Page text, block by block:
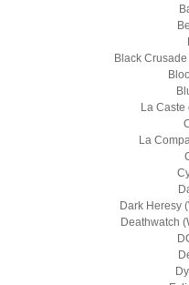
Black
La
La
Dark Heresy
Deathwatch